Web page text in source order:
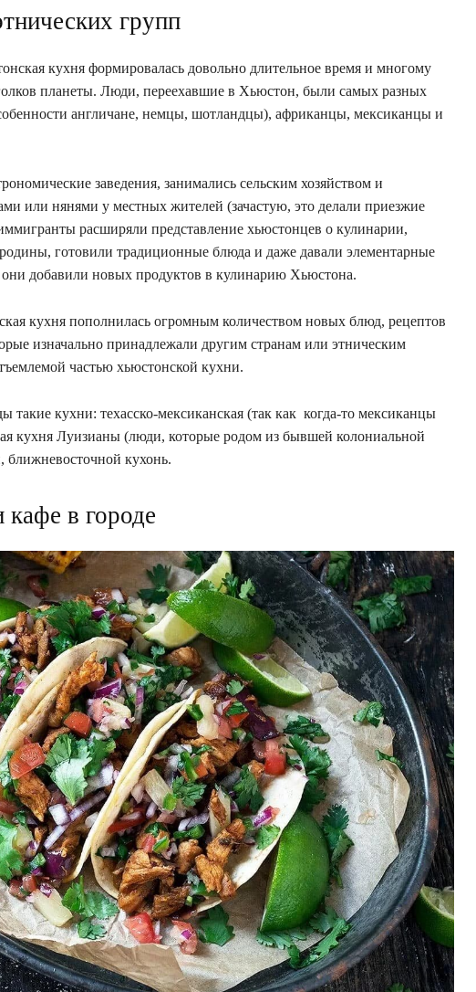
групп
кухня формировалась довольно длительное время и многому
планеты. Люди, переехавшие в Хьюстон, были самых разных
англичане, немцы, шотландцы), африканцы, мексиканцы и
заведения, занимались сельским хозяйством и
или нянями у местных жителей (зачастую, это делали приезжие
расширяли представление хьюстонцев о кулинарии,
готовили традиционные блюда и даже давали элементарные
добавили новых продуктов в кулинарию Хьюстона.
кухня пополнилась огромным количеством новых блюд, рецептов
изначально принадлежали другим странам или этническим
частью хьюстонской кухни.
кухни: техасско-мексиканская (так как когда-то мексиканцы
кухня Луизианы (люди, которые родом из бывшей колониальной
ближневосточной кухонь.
в городе